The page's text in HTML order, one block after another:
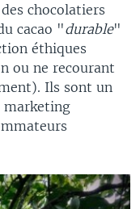
chocolatiers
cacao "durable"
éthiques
ou ne recourant
Ils sont un
marketing